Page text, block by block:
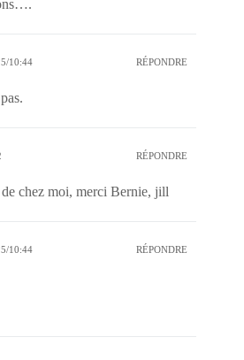
10:44 RÉPONDRE
RÉPONDRE
chez moi, merci Bernie, jill
10:44 RÉPONDRE